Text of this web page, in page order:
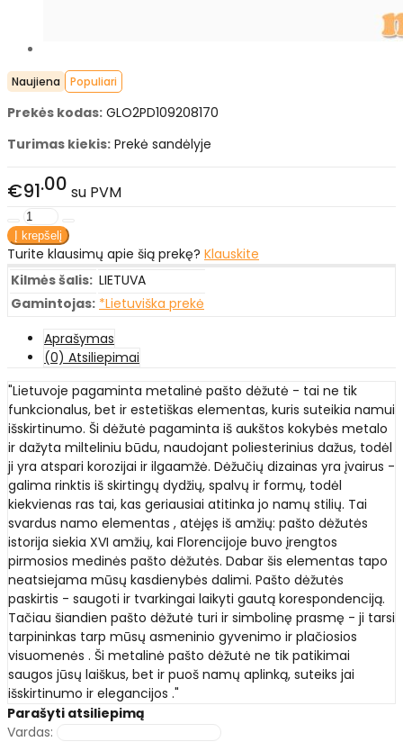
Naujiena Populiari
Prekės kodas: GLO2PD109208170
Turimas kiekis: Prekė sandėlyje
€91 00 su PVM
Turite klausimų apie šią prekę? Klauskite
Kilmės šalis: LIETUVA
Gamintojas: *Lietuviška prekė
Aprašymas
(0) Atsiliepimai
"Lietuvoje pagaminta metalinė pašto dėžutė - tai ne tik
funkcionalus, bet ir estetiškas elementas, kuris suteikia namui
išskirtinumo. Ši dėžutė pagaminta iš aukštos kokybės metalo
ir dažyta milteliniu būdu, naudojant poliesterinius dažus, todėl
ji yra atspari korozijai ir ilgaamžė. Dėžučių dizainas yra įvairus -
galima rinktis iš skirtingų dydžių, spalvų ir formų, todėl
kiekvienas ras tai, kas geriausiai atitinka jo namų stilių. Tai
svardus namo elementas , atėjęs iš amžių: pašto dėžutės
istorija siekia XVI amžių, kai Florencijoje buvo įrengtos
pirmosios medinės pašto dėžutės. Dabar šis elementas tapo
neatsiejama mūsų kasdienybės dalimi. Pašto dėžutės
paskirtis - saugoti ir tvarkingai laikyti gautą korespondenciją.
Tačiau šiandien pašto dėžutė turi ir simbolinę prasmę - ji tarsi
tarpininkas tarp mūsų asmeninio gyvenimo ir plačiosios
visuomenės . Ši metalinė pašto dėžutė ne tik patikimai
saugos jūsų laiškus, bet ir puoš namų aplinką, suteiks jai
išskirtinumo ir elegancijos ."
Parašyti atsiliepimą
Vardas: